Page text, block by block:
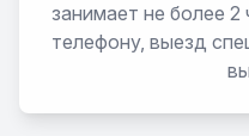
занимает не более
телефону, выезд